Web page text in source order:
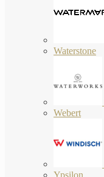
Waterstone
Webert